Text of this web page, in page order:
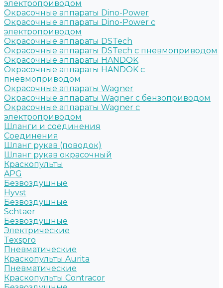
электроприводом
Окрасочные аппараты Dino-Power
Окрасочные аппараты Dino-Power с
электроприводом
Окрасочные аппараты DSTech
Окрасочные аппараты DSTech c пневмоприводом
Окрасочные аппараты HANDOK
Окрасочные аппараты HANDOK c
пневмоприводом
Окрасочные аппараты Wagner
Окрасочные аппараты Wagner с бензоприводом
Окрасочные аппараты Wagner с
электроприводом
Шланги и соединения
Cоединения
Шланг рукав (поводок)
Шланг рукав окрасочный
Краскопульты
APG
Безвоздушные
Hyvst
Безвоздушные
Schtaer
Безвоздушные
Электрические
Texspro
Пневматические
Краскопульты Aurita
Пневматические
Краскопульты Contracor